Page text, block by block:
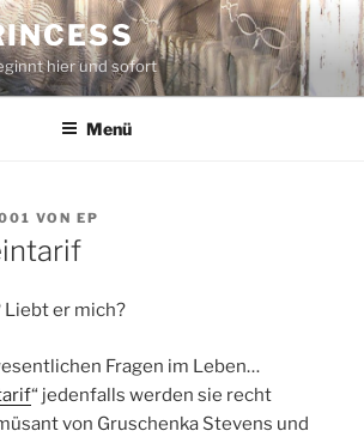
hier und sofort
Menü
VON EP
Liebt er mich?
Fragen im Leben…
“ jedenfalls werden sie recht
von Gruschenka Stevens und